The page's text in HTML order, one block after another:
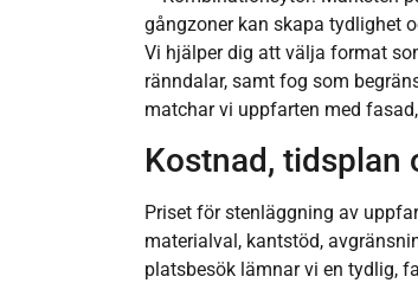
gångzoner kan skapa tydlighet
Vi hjälper dig att välja format
ränndalar, samt fog som
matchar vi uppfarten med
Kostnad, tidsplan
Priset för stenläggning av
materialval, kantstöd,
platsbesök lämnar vi en tydlig,